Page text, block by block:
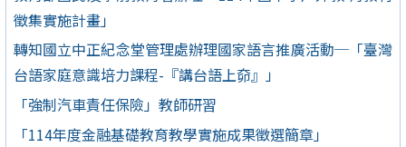
徵集實施計畫」
轉知國立中正紀念堂管理處辦理國家語言推廣活動─「臺灣
台語家庭意識培力課程-『講台語上奅』」
「強制汽車責任保險」教師研習
「114年度金融基礎教育教學實施成果徵選簡章」